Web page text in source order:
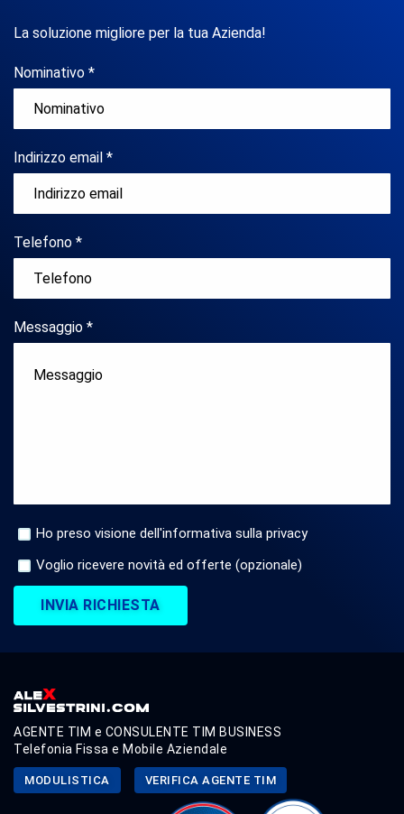
La soluzione migliore per la tua Azienda!
Nominativo *
Indirizzo email *
Telefono *
Messaggio *
Ho preso visione dell'informativa sulla privacy
Voglio ricevere novità ed offerte (opzionale)
INVIA RICHIESTA
AGENTE TIM e CONSULENTE TIM BUSINESS
Telefonia Fissa e Mobile Aziendale
MODULISTICA VERIFICA AGENTE TIM